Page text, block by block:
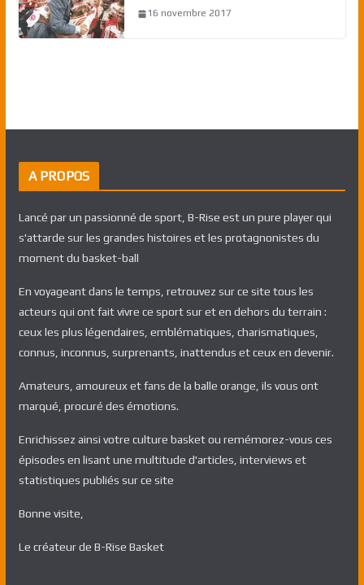
16 novembre 2017
A PROPOS
Lancé par un passionné de sport, B-Rise est un pure player qui
s'attarde sur les grandes histoires et les protagnonistes du
moment du basket-ball
En voyageant dans le temps, retrouvez sur ce site tous les
acteurs qui ont fait vivre ce sport sur et en dehors du terrain :
ceux les plus légendaires, emblématiques, charismatiques,
connus, inconnus, surprenants, inattendus et ceux en devenir.
Amateurs, amoureux et fans de la balle orange, ils vous ont
marqué, procuré des émotions.
Enrichissez ainsi votre culture basket ou remémorez-vous ces
épisodes en lisant une multitude d'articles, interviews et
statistiques publiés sur ce site
Bonne visite,
Le créateur de B-Rise Basket